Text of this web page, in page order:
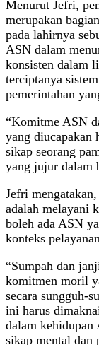
Menurut Jefri,
merupakan
pada lahirnya
ASN dalam
konsisten dalam
terciptanya
pemerintahan
“Komitme ASN
yang diucapakan
sikap seorang
yang jujur dalam
Jefri
adalah melayani
boleh ada ASN
konteks
“Sumpah dan
komitmen moril
secara sungguh-
ini harus
dalam kehidupan
sikap mental dan